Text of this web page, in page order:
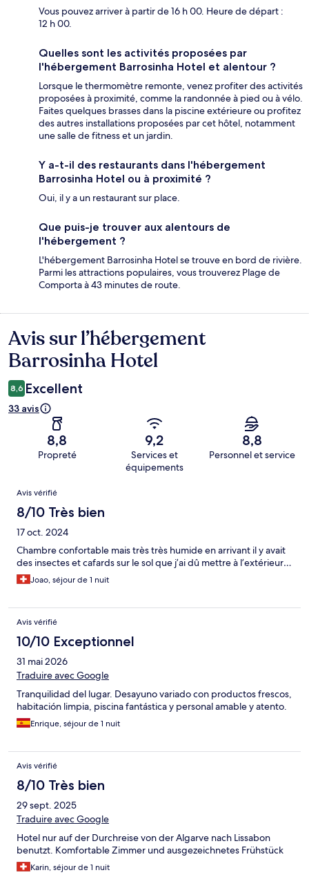
Vous pouvez arriver à partir de 16 h 00. Heure de départ :
12 h 00.
Quelles sont les activités proposées par
l'hébergement Barrosinha Hotel et alentour ?
Lorsque le thermomètre remonte, venez profiter des activités
proposées à proximité, comme la randonnée à pied ou à vélo.
Faites quelques brasses dans la piscine extérieure ou profitez
des autres installations proposées par cet hôtel, notamment
une salle de fitness et un jardin.
Y a-t-il des restaurants dans l'hébergement
Barrosinha Hotel ou à proximité ?
Oui, il y a un restaurant sur place.
Que puis-je trouver aux alentours de
l'hébergement ?
L'hébergement Barrosinha Hotel se trouve en bord de rivière.
Parmi les attractions populaires, vous trouverez Plage de
Comporta à 43 minutes de route.
Avis
Avis sur l’hébergement
Barrosinha Hotel
8,6 Excellent
33 avis
8,8
Propreté
9,2
Services et
équipements
8,8
Personnel et service
Avis
Avis vérifié
8/10 Très bien
17 oct. 2024
Chambre confortable mais très très humide en arrivant il y avait
des insectes et cafards sur le sol que j’ai dû mettre à l’extérieur…
Joao, séjour de 1 nuit
Avis vérifié
10/10 Exceptionnel
31 mai 2026
Traduire avec Google
Tranquilidad del lugar. Desayuno variado con productos frescos,
habitación limpia, piscina fantástica y personal amable y atento.
Enrique, séjour de 1 nuit
Avis vérifié
8/10 Très bien
29 sept. 2025
Traduire avec Google
Hotel nur auf der Durchreise von der Algarve nach Lissabon
benutzt. Komfortable Zimmer und ausgezeichnetes Frühstück
Karin, séjour de 1 nuit